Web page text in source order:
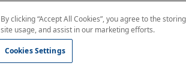
By clicking “Accept All Cookies”, you agree to the
site usage, and assist in our marketing efforts.
Cookies Settings